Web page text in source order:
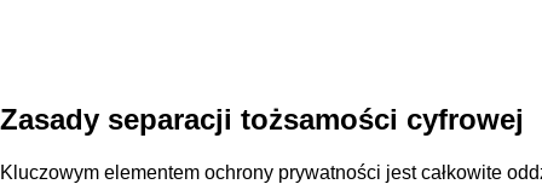
Zasady separacji tożsamości cyfrowej
Kluczowym elementem ochrony prywatności jest całkowite